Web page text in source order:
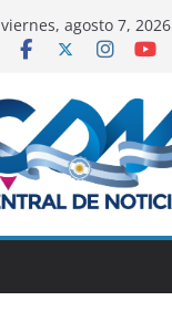
viernes, agosto 7, 2026